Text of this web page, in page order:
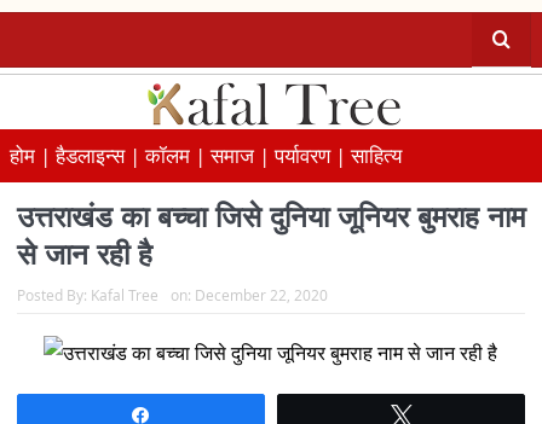
होम |हैडलाइन्स |कॉलम |समाज |पर्यावरण |साहित्य
उत्तराखंड का बच्चा जिसे दुनिया जूनियर बुमराह नाम
से जान रही है
Posted By: Kafal Tree on: December 22, 2020